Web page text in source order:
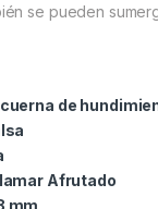
se pueden
de
Afrutado
mm